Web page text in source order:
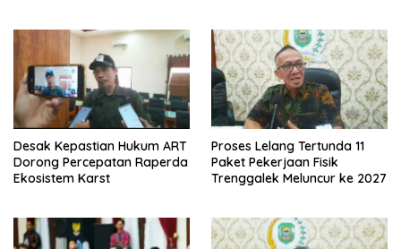
Desak Kepastian Hukum ART
Dorong Percepatan Raperda
Ekosistem Karst
Proses Lelang Tertunda 11
Paket Pekerjaan Fisik
Trenggalek Meluncur ke 2027